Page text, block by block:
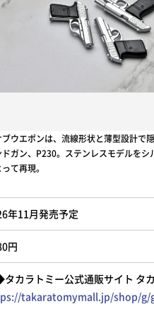
ブウエポンは、流線形状と薄型設計で
ドガン、P230。ステンレスモデルをシ
って再現。
年11月発売予定
円
カラトミー公式通販サイト タ
takaratomymall.jp/shop/g/